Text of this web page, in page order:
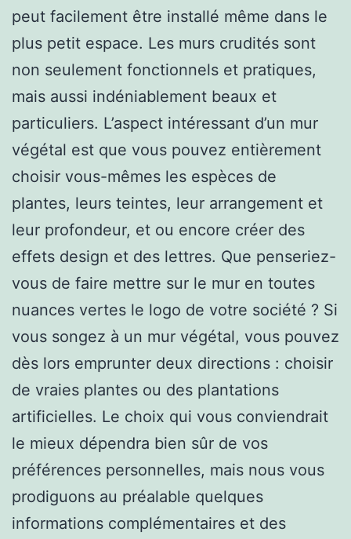
peut facilement être installé même dans le
plus petit espace. Les murs crudités sont
non seulement fonctionnels et pratiques,
mais aussi indéniablement beaux et
particuliers. L’aspect intéressant d’un mur
végétal est que vous pouvez entièrement
choisir vous-mêmes les espèces de
plantes, leurs teintes, leur arrangement et
leur profondeur, et ou encore créer des
effets design et des lettres. Que penseriez-
vous de faire mettre sur le mur en toutes
nuances vertes le logo de votre société ? Si
vous songez à un mur végétal, vous pouvez
dès lors emprunter deux directions : choisir
de vraies plantes ou des plantations
artificielles. Le choix qui vous conviendrait
le mieux dépendra bien sûr de vos
préférences personnelles, mais nous vous
prodiguons au préalable quelques
informations complémentaires et des